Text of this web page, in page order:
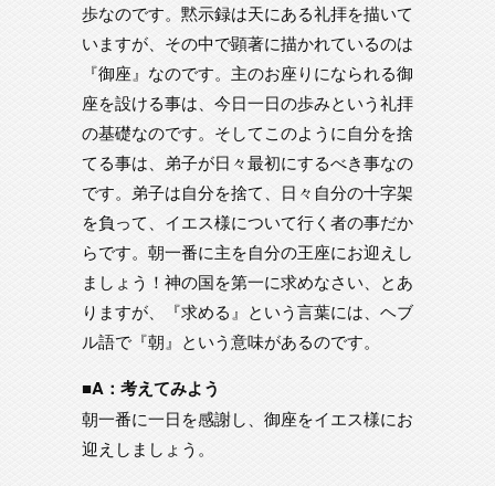
歩なのです。黙示録は天にある礼拝を描いて
いますが、その中で顕著に描かれているのは
『御座』なのです。主のお座りになられる御
座を設ける事は、今日一日の歩みという礼拝
の基礎なのです。そしてこのように自分を捨
てる事は、弟子が日々最初にするべき事なの
です。弟子は自分を捨て、日々自分の十字架
を負って、イエス様について行く者の事だか
らです。朝一番に主を自分の王座にお迎えし
ましょう！神の国を第一に求めなさい、とあ
りますが、『求める』という言葉には、ヘブ
ル語で『朝』という意味があるのです。
■A：考えてみよう
朝一番に一日を感謝し、御座をイエス様にお
迎えしましょう。